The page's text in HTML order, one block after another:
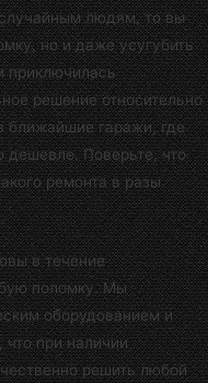
случайным людям, то вы
но и даже усугубить
приключилась
решение относительно
ближайшие гаражи, где
дешевле. Поверьте, что
ремонта в разы
в течение
поломку. Мы
оборудованием и
при наличии
решить любой